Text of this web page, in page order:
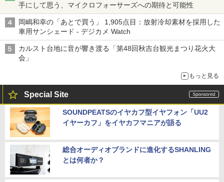
手にして思う、マイクロフォーサーズへの期待と可能性
岡嶋和幸の「あとで買う」 1,905点目：放射冷却素材を採用した
車用サンシェード - デジカメ Watch
カルスト台地に音が響き渡る「第48回秋吉台観光まつり花火大
会」
もっと見る
Special Site
SOUNDPEATSのイヤカフ型イヤフォン「UU2
イヤーカフ」をイヤカフマニアが語る
総合オーディオブランドに進化するSHANLING
とは何者か？